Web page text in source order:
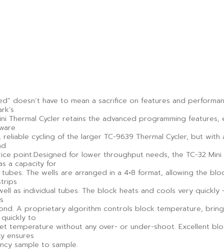
doesn’t have to mean a sacrifice on features and
Thermal Cycler retains the advanced programming features,
reliable cycling of the larger TC-9639 Thermal Cycler, but with
point.Designed for lower throughput needs, the TC-32 Mini
a capacity for
tubes. The wells are arranged in a 4×8 format, allowing the
as individual tubes. The block heats and cools very quickly
A proprietary algorithm controls block temperature,
quickly to
temperature without any over- or under-shoot. Excellent
ensures
sample to sample.